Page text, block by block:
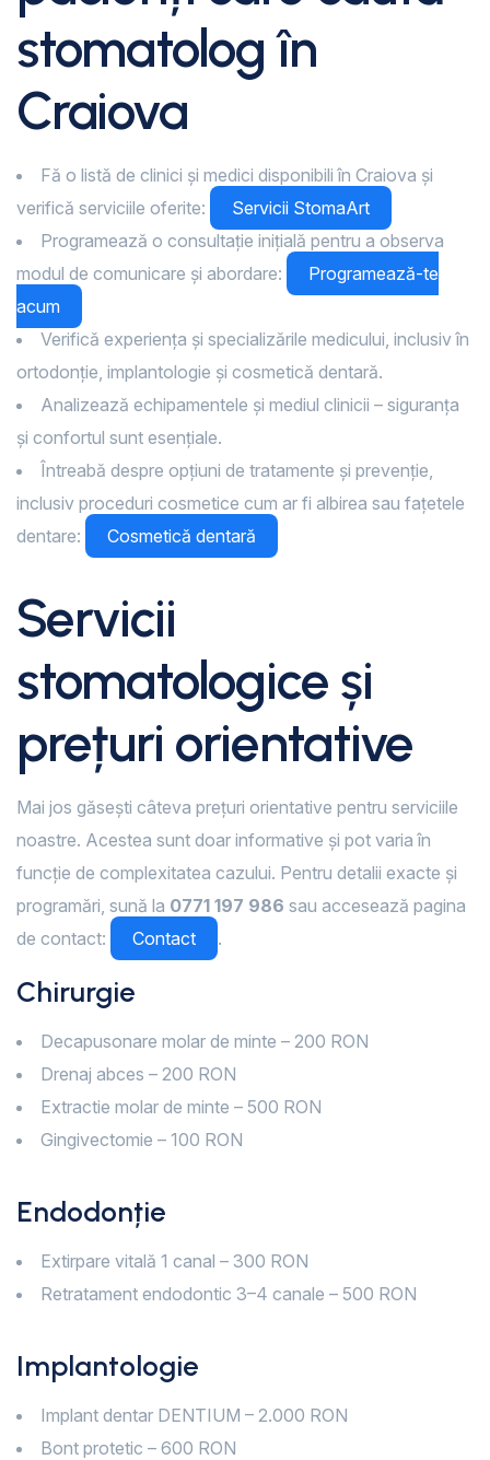
stomatolog în
Craiova
Fă o listă de clinici și medici disponibili în Craiova și
verifică serviciile oferite:
Servicii StomaArt
Programează o consultație inițială pentru a observa
modul de comunicare și abordare:
Programează-te
acum
Verifică experiența și specializările medicului, inclusiv în
ortodonție, implantologie și cosmetică dentară.
Analizează echipamentele și mediul clinicii – siguranța
și confortul sunt esențiale.
Întreabă despre opțiuni de tratamente și prevenție,
inclusiv proceduri cosmetice cum ar fi albirea sau fațetele
dentare:
Cosmetică dentară
Servicii
stomatologice și
prețuri orientative
Mai jos găsești câteva prețuri orientative pentru serviciile
noastre. Acestea sunt doar informative și pot varia în
funcție de complexitatea cazului. Pentru detalii exacte și
programări, sună la 0771 197 986 sau accesează pagina
de contact:
Contact .
Chirurgie
Decapusonare molar de minte – 200 RON
Drenaj abces – 200 RON
Extractie molar de minte – 500 RON
Gingivectomie – 100 RON
Endodonție
Extirpare vitală 1 canal – 300 RON
Retratament endodontic 3–4 canale – 500 RON
Implantologie
Implant dentar DENTIUM – 2.000 RON
Bont protetic – 600 RON